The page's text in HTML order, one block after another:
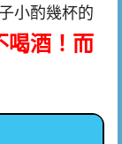
小酌幾杯的
喝酒！而